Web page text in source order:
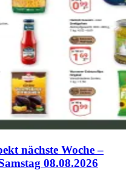
nächste Woche –
08.08.2026